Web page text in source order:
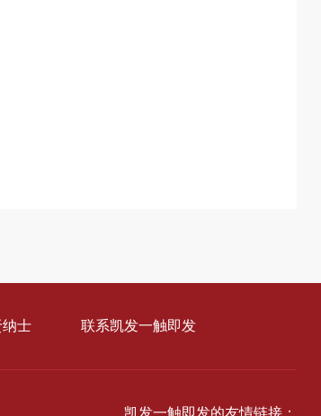
士 联系凯发一触即发
凯发一触即发的友情链接：